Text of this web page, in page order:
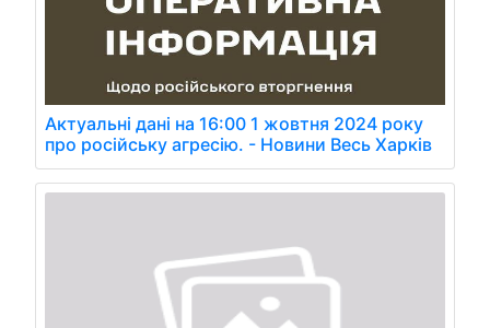
Актуальні дані на 16:00 1 жовтня 2024 року
про російську агресію. - Новини Весь Харків